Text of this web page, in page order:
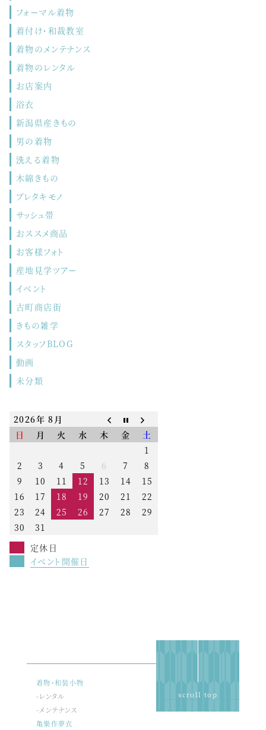
フォーマル着物
着付け・和裁教室
着物のメンテナンス
着物のレンタル
お店案内
浴衣
新潟県産きもの
男の着物
洗える着物
木綿きもの
プレタキモノ
サッシュ帯
おススメ商品
お客様フォト
産地見学ツアー
イベント
古町商店街
きもの雑学
スタッフBLOG
動画
未分類
2026年 8月
日
月 火 水 木 金
土
1
2
3 4 5 6 7
8
9
10 11 12 13 14
15
16
17 18 19 20 21
22
23
24 25 26 27 28
29
30
31
定休日
イベント開催日
scroll top
着物・和装小物
-レンタル
-メンテナンス
亀樂作夢衣